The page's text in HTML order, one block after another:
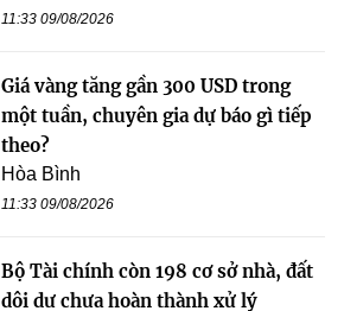
11:33 09/08/2026
Giá vàng tăng gần 300 USD trong
một tuần, chuyên gia dự báo gì tiếp
theo?
Hòa Bình
11:33 09/08/2026
Bộ Tài chính còn 198 cơ sở nhà, đất
dôi dư chưa hoàn thành xử lý